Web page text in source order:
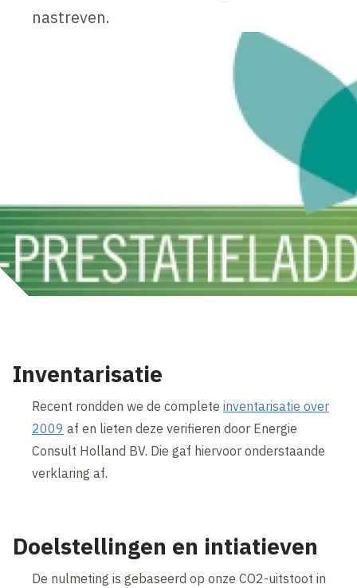
nastreven.
Inventarisatie
Recent rondden we de completeinventarisatie over
2009 af en lieten deze verifieren door Energie
Consult Holland BV. Die gaf hiervoor onderstaande
verklaring af.
Doelstellingen en intiatieven
De nulmeting is gebaseerd op onze CO2-uitstoot in